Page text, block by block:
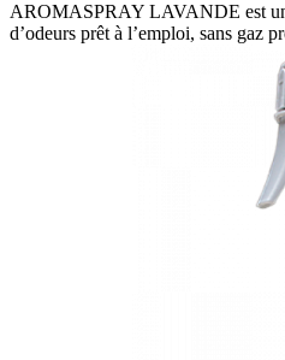
AROMASPRAY LAVANDE est
d’odeurs prêt à l’emploi, sans gaz